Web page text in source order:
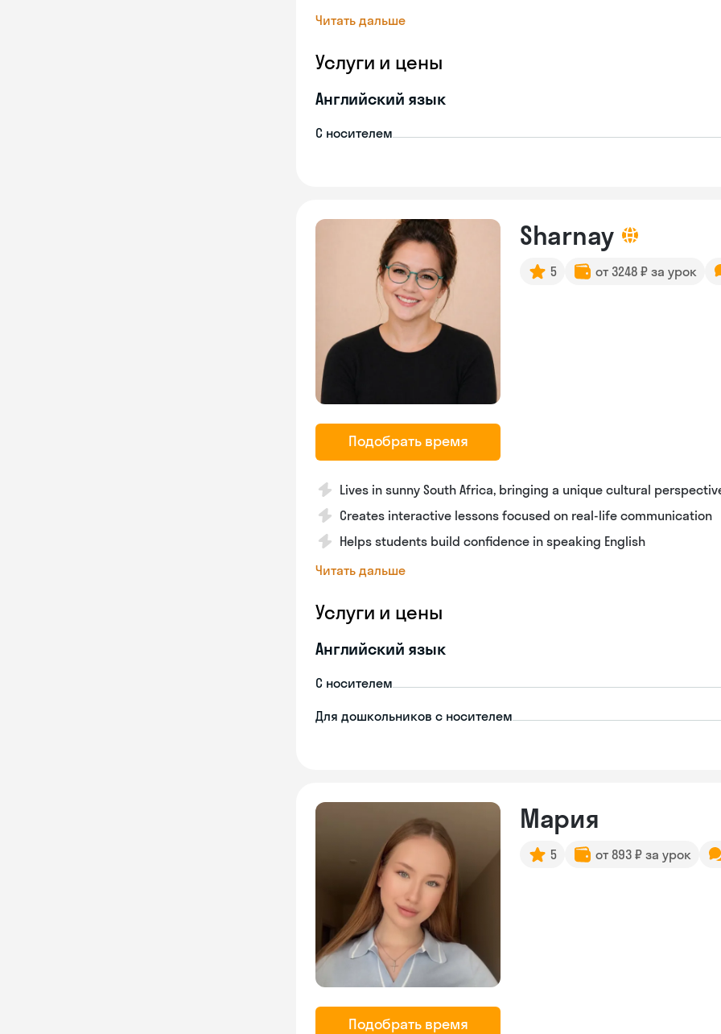
Читать дальше
Услуги и цены
Английский язык
С носителем
Подобрать время
Sharnay
5 от 3248 ₽ за урок
Lives in sunny South Africa, bringing a unique cultural
Creates interactive lessons focused on real-life communication
Helps students build confidence in speaking English
Читать дальше
Услуги и цены
Английский язык
С носителем
Для дошкольников с носителем
Подобрать время
Мария
5 от 893 ₽ за урок